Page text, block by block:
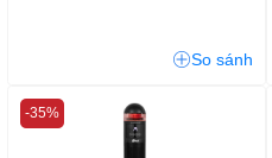
So sánh
-35%